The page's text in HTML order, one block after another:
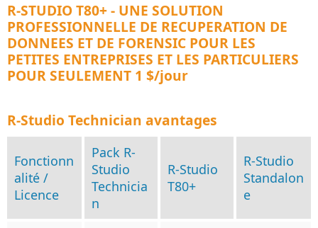
R-STUDIO T80+ - UNE SOLUTION
PROFESSIONNELLE DE RECUPERATION DE
DONNEES ET DE FORENSIC POUR LES
PETITES ENTREPRISES ET LES PARTICULIERS
POUR SEULEMENT 1 $/jour
R-Studio Technician avantages
Fonctionn
alité /
Licence
Pack R-
Studio
Technicia
n
R-Studio
T80+
R-Studio
Standalon
e